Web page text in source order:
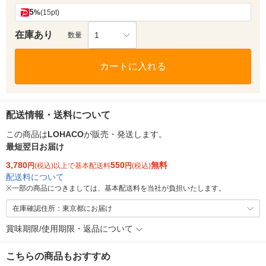
5%(15pt)
在庫あり 数量 1
カートに入れる
配送情報・送料について
この商品はLOHACOが販売・発送します。
最短翌日お届け
3,780円(税込)以上で基本配送料550円(税込)無料
配送料について
※一部の商品につきましては、基本配送料を当社が負担いたします。
在庫確認住所：東京都にお届け
賞味期限/使用期限・返品について
こちらの商品もおすすめ